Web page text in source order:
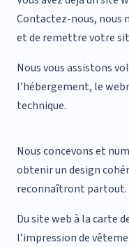
Contactez-nous, nous
et de remettre votre
Nous vous assistons
l’hébergement, le
technique.
Nous concevons et
obtenir un design
reconnaîtront partout.
Du site web à la carte
l’impression de